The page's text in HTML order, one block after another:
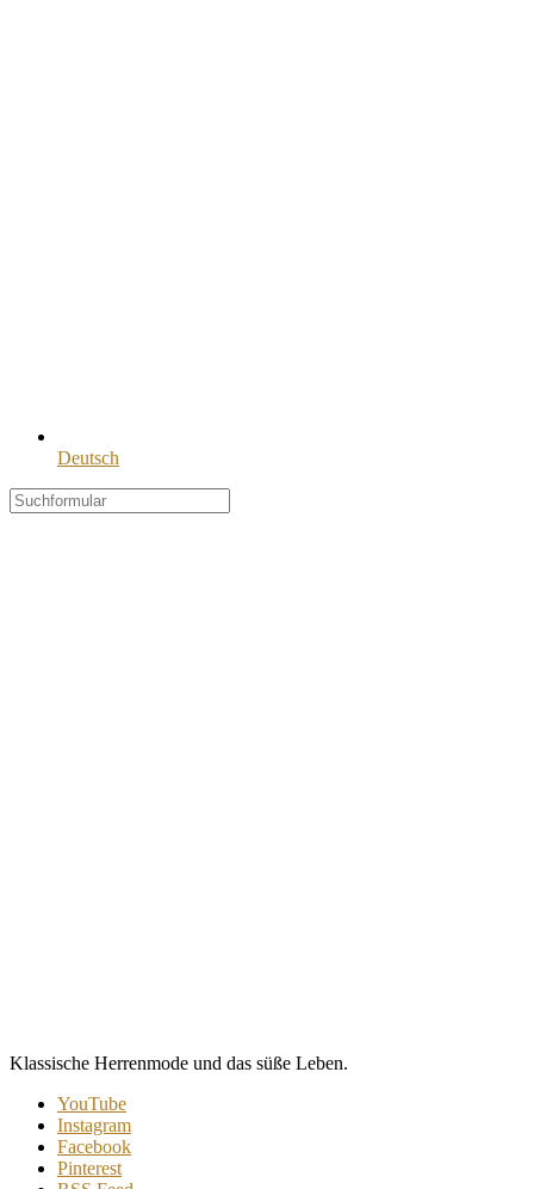
Deutsch
Klassische Herrenmode und das süße Leben.
YouTube
Instagram
Facebook
Pinterest